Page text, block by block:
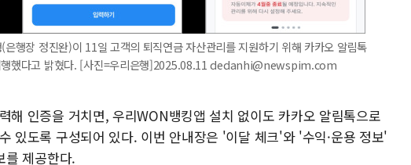
행장 정진완)이 11일 고객의 퇴직연금 자산관리를 지원하기 위해 카카오 알림톡
행했다고 밝혔다. [사진=우리은행]2025.08.11 dedanhi@newspim.com
해 인증을 거치면, 우리WON뱅킹앱 설치 없이도 카카오 알림톡으로
있도록 구성되어 있다. 이번 안내장은 '이달 체크'와 '수익·운용 정보'
를 제공한다.